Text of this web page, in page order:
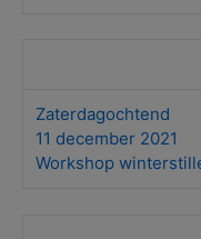
Zaterdagochtend
11 december 2021
Workshop